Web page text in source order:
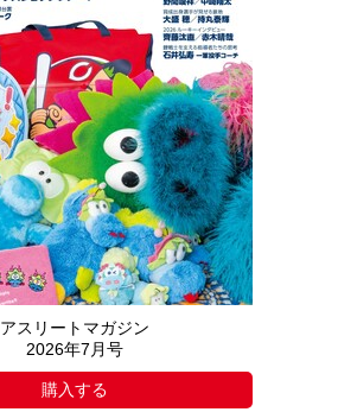
アスリートマガジン
2026年7月号
購入する